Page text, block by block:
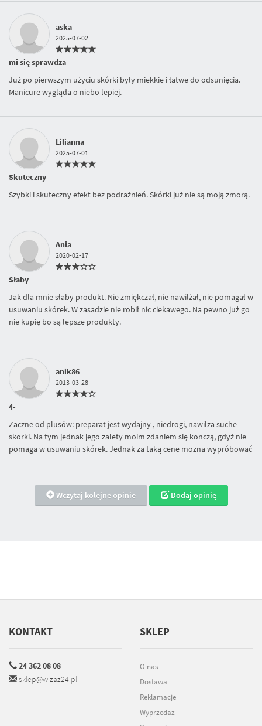
aska
2025-07-02
mi się sprawdza
Już po pierwszym użyciu skórki były miekkie i łatwe do odsunięcia.
Manicure wygląda o niebo lepiej.
Lilianna
2025-07-01
Skuteczny
Szybki i skuteczny efekt bez podrażnień. Skórki już nie są moją zmorą.
Ania
2020-02-17
Słaby
Jak dla mnie słaby produkt. Nie zmiękczał, nie nawilżał, nie pomagał w
usuwaniu skórek. W zasadzie nie robił nic ciekawego. Na pewno już go
nie kupię bo są lepsze produkty.
anik86
2013-03-28
4-
Zaczne od plusów: preparat jest wydajny , niedrogi, nawilza suche
skorki. Na tym jednak jego zalety moim zdaniem się konczą, gdyż nie
pomaga w usuwaniu skórek. Jednak za taką cene mozna wypróbować
Wczytaj kolejne opinie Dodaj opinię
KONTAKT
24 362 08 08
sklep@wizaz24.pl
SKLEP
O nas
Dostawa
Reklamacje
Wyprzedaż